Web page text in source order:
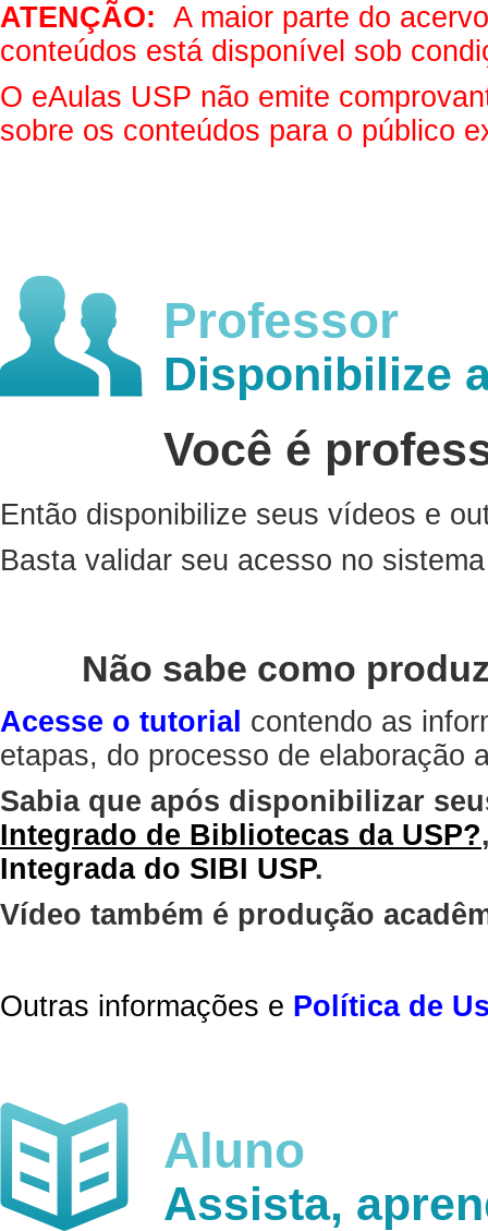
ATENÇÃO: A maior parte do
conteúdos está disponível sob
O eAulas USP não emite
sobre os conteúdos para o público
Professor
Disponibilize
Você é
Então disponibilize seus vídeos e
Basta validar seu acesso no
Não sabe como
Acesse o tutorial contendo as
etapas, do processo de elaboração
Sabia que após disponibilizar
Integrado de Bibliotecas da USP?
Integrada do SIBI USP.
Vídeo também é produção
Outras informações e Política de
Aluno
Assista,